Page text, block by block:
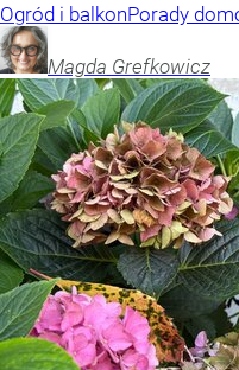
Ogród i balkonPorady
Magda Grefkowicz